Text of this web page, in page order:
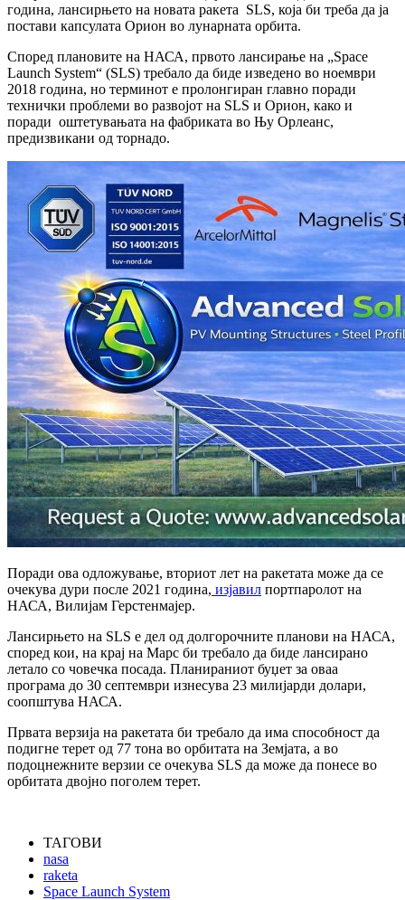
година, лансирњето на новата ракета SLS, која би треба да ја
постави капсулата Орион во лунарната орбита.
Според плановите на НАСА, првото лансирање на „Space
Launch System“ (SLS) требало да биде изведено во ноември
2018 година, но терминот е пролонгиран главно поради
технички проблеми во развојот на SLS и Орион, како и
поради оштетувањата на фабриката во Њу Орлеанс,
предизвикани од торнадо.
Поради ова одложување, вториот лет на ракетата може да се
очекува дури после 2021 година, изјавил портпаролот на
НАСА, Вилијам Герстенмајер.
Лансирњето на SLS е дел од долгорочните планови на НАСА,
според кои, на крај на Марс би требало да биде лансирано
летало со човечка посада. Планираниот буџет за оваа
програма до 30 септември изнесува 23 милијарди долари,
соопштува НАСА.
Првата верзија на ракетата би требало да има способност да
подигне терет од 77 тона во орбитата на Земјата, а во
подоцнежните верзии се очекува SLS да може да понесе во
орбитата двојно поголем терет.
ТАГОВИ
nasa
raketa
Space Launch System